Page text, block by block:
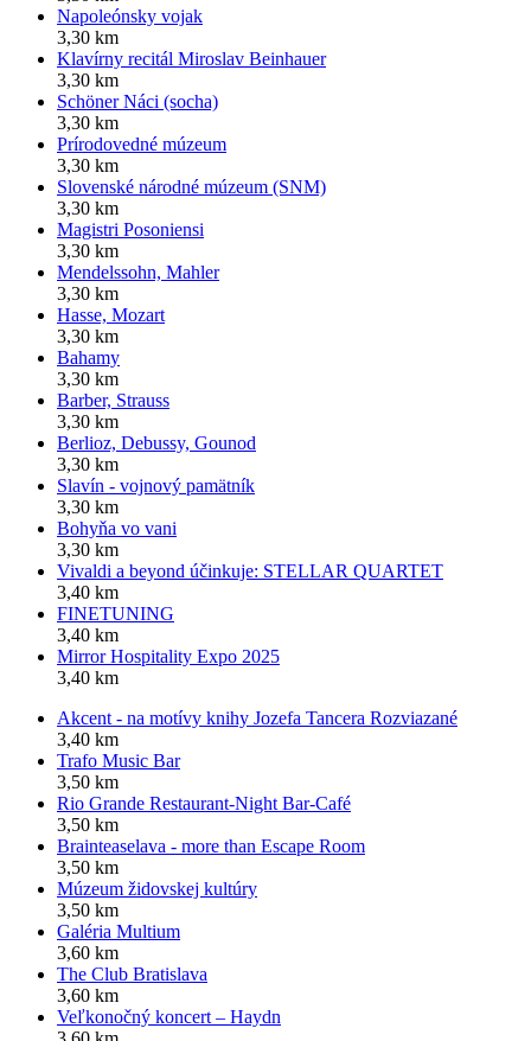
Napoleónsky vojak
3,30 km
Klavírny recitál Miroslav Beinhauer
3,30 km
Schöner Náci (socha)
3,30 km
Prírodovedné múzeum
3,30 km
Slovenské národné múzeum (SNM)
3,30 km
Magistri Posoniensi
3,30 km
Mendelssohn, Mahler
3,30 km
Hasse, Mozart
3,30 km
Bahamy
3,30 km
Barber, Strauss
3,30 km
Berlioz, Debussy, Gounod
3,30 km
Slavín - vojnový pamätník
3,30 km
Bohyňa vo vani
3,30 km
Vivaldi a beyond účinkuje: STELLAR QUARTET
3,40 km
FINETUNING
3,40 km
Mirror Hospitality Expo 2025
3,40 km
Akcent - na motívy knihy Jozefa Tancera Rozviazané
3,40 km
Trafo Music Bar
3,50 km
Rio Grande Restaurant-Night Bar-Café
3,50 km
Brainteaselava - more than Escape Room
3,50 km
Múzeum židovskej kultúry
3,50 km
Galéria Multium
3,60 km
The Club Bratislava
3,60 km
Veľkonočný koncert – Haydn